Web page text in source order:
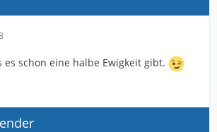
es schon eine halbe Ewigkeit gibt.